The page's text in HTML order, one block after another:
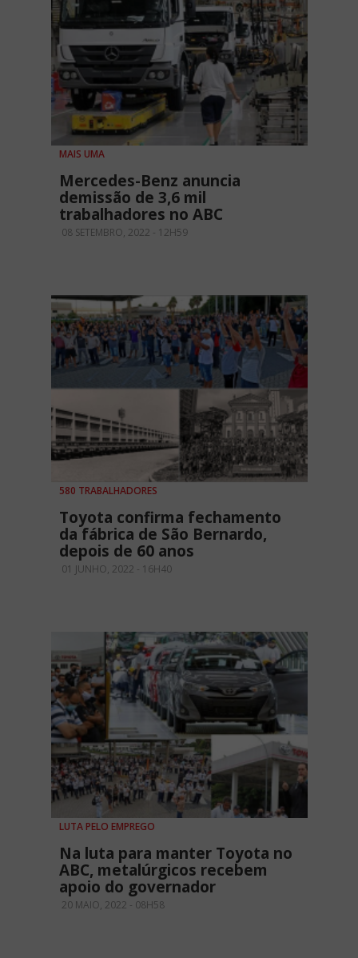
MAIS UMA
Mercedes-Benz anuncia
demissão de 3,6 mil
trabalhadores no ABC
08 SETEMBRO, 2022 - 12H59
580 TRABALHADORES
Toyota confirma fechamento
da fábrica de São Bernardo,
depois de 60 anos
01 JUNHO, 2022 - 16H40
LUTA PELO EMPREGO
Na luta para manter Toyota no
ABC, metalúrgicos recebem
apoio do governador
20 MAIO, 2022 - 08H58